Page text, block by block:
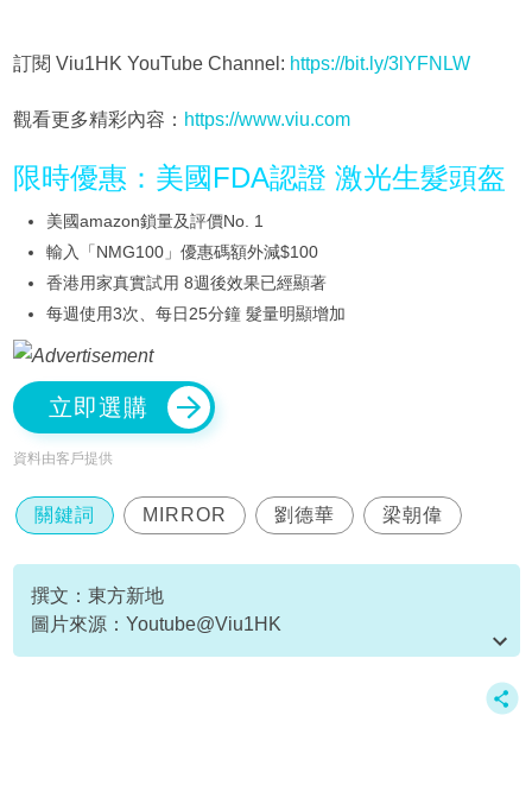
訂閱 Viu1HK YouTube Channel: https://bit.ly/3lYFNLW
觀看更多精彩內容： https://www.viu.com
限時優惠：美國FDA認證 激光生髮頭盔
美國amazon鎖量及評價No. 1
輸入「NMG100」優惠碼額外減$100
香港用家真實試用 8週後效果已經顯著
每週使用3次、每日25分鐘 髮量明顯增加
立即選購
資料由客戶提供
關鍵詞 MIRROR 劉德華 梁朝偉
撰文：東方新地
圖片來源：Youtube@Viu1HK
資料或影片來源：Youtube@Viu1HK